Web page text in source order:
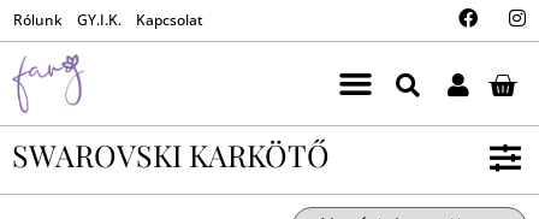
Rólunk GY.I.K. Kapcsolat
SWAROVSKI KARKÖTŐ